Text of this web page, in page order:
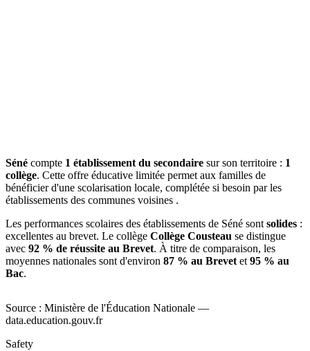
Séné compte 1 établissement du secondaire sur son territoire : 1
collège. Cette offre éducative limitée permet aux familles de
bénéficier d'une scolarisation locale, complétée si besoin par les
établissements des communes voisines .
Les performances scolaires des établissements de Séné sont solides :
excellentes au brevet. Le collège Collège Cousteau se distingue
avec 92 % de réussite au Brevet. À titre de comparaison, les
moyennes nationales sont d'environ 87 % au Brevet et 95 % au
Bac.
Source : Ministère de l'Éducation Nationale —
data.education.gouv.fr
Safety